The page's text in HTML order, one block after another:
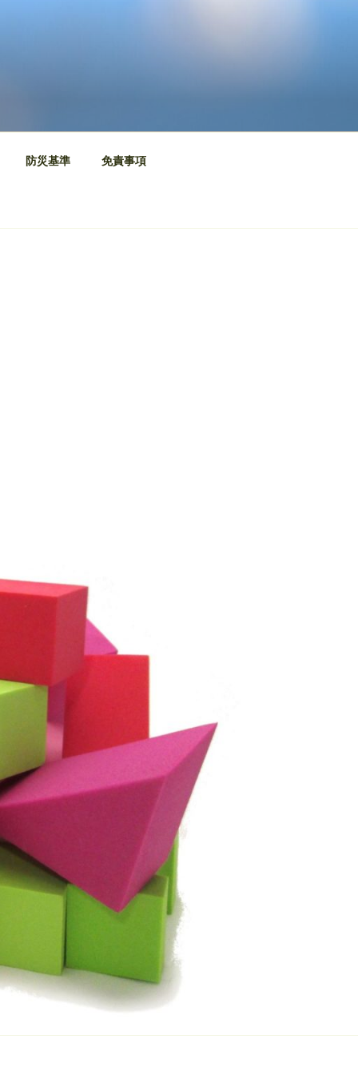
防災基準 免責事項